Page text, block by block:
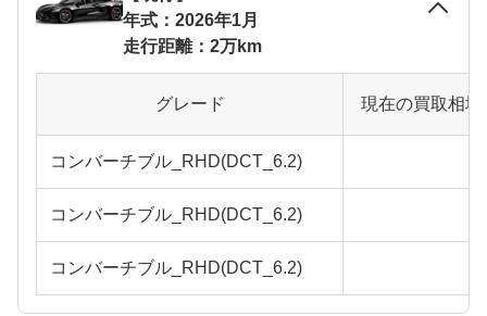
年式：2026年1月
走行距離：2万km
グレード 現在の買取相
コンバーチブル_RHD(DCT_6.2)
コンバーチブル_RHD(DCT_6.2)
コンバーチブル_RHD(DCT_6.2)